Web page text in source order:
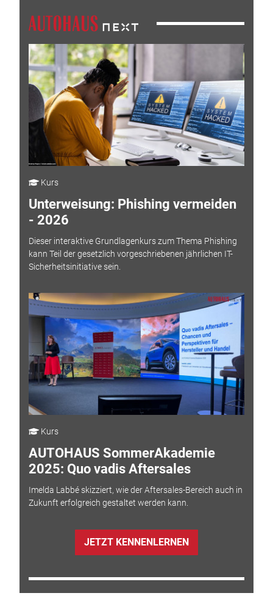
Kurs
Unterweisung: Phishing vermeiden
- 2026
Dieser interaktive Grundlagenkurs zum Thema Phishing
kann Teil der gesetzlich vorgeschriebenen jährlichen IT-
Sicherheitsinitiative sein.
Kurs
AUTOHAUS SommerAkademie
2025: Quo vadis Aftersales
Imelda Labbé skizziert, wie der Aftersales-Bereich auch in
Zukunft erfolgreich gestaltet werden kann.
JETZT KENNENLERNEN